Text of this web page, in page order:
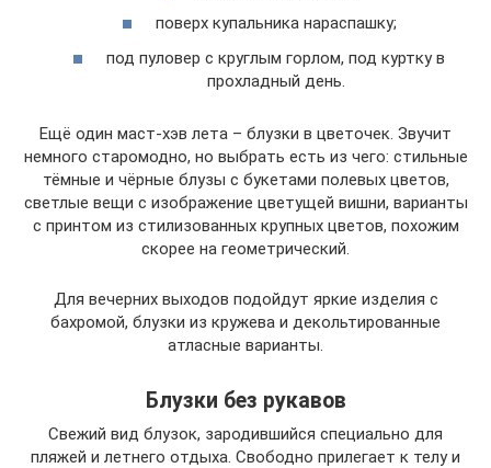
поверх купальника нараспашку;
под пуловер с круглым горлом, под куртку в
прохладный день.
Ещё один маст-хэв лета – блузки в цветочек. Звучит
немного старомодно, но выбрать есть из чего: стильные
тёмные и чёрные блузы с букетами полевых цветов,
светлые вещи с изображение цветущей вишни, варианты
с принтом из стилизованных крупных цветов, похожим
скорее на геометрический.
Для вечерних выходов подойдут яркие изделия с
бахромой, блузки из кружева и декольтированные
атласные варианты.
Блузки без рукавов
Свежий вид блузок, зародившийся специально для
пляжей и летнего отдыха. Свободно прилегает к телу и